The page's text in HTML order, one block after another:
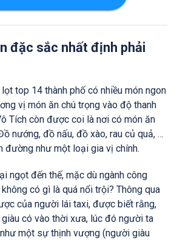
đặc sắc nhất định phải
top 14 thành phố có nhiều món ngon
vị món ăn chú trọng vào độ thanh
Tích còn được coi là nơi có món ăn
nướng, đồ nấu, đồ xào, rau củ quả, …
đường như một loại gia vị chính.
ngọt đến thế, mặc dù ngành công
có gì là quá nổi trội? Thông qua
của người lái taxi, được biết rằng,
có vào thời xưa, lúc đó người ta
một sự thịnh vượng (người giàu